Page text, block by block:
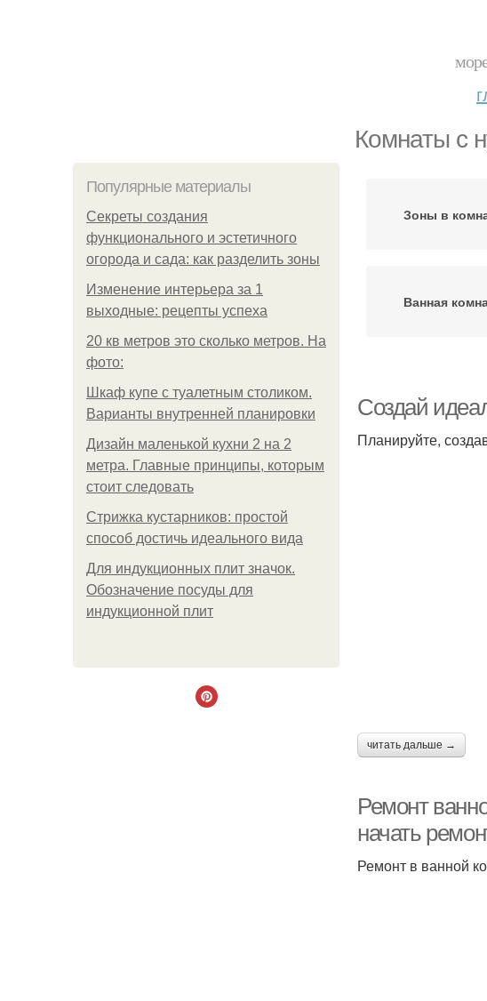
Комнаты с
Популярные материалы
Секреты создания
функционального и эстетичного
огорода и сада: как разделить зоны
Изменение интерьера за 1
выходные: рецепты успеха
20 кв метров это сколько метров. На
фото:
Шкаф купе с туалетным столиком.
Варианты внутренней планировки
Дизайн маленькой кухни 2 на 2
метра. Главные принципы, которым
стоит следовать
Стрижка кустарников: простой
способ достичь идеального вида
Для индукционных плит значок.
Обозначение посуды для
индукционной плит
Зоны в
Ванная
Создай
Планируйте,
читать дальше →
Ремонт
начать
Ремонт в ванной